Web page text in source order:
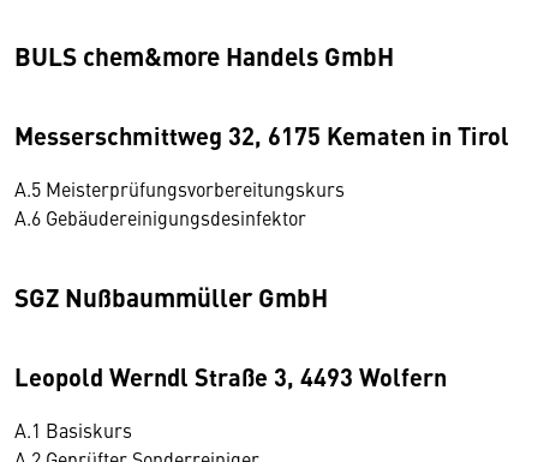
BULS chem&more Handels GmbH
Messerschmittweg 32, 6175 Kematen in Tirol
A.5 Meisterprüfungsvorbereitungskurs
A.6 Gebäudereinigungsdesinfektor
SGZ Nußbaummüller GmbH
Leopold Werndl Straße 3, 4493 Wolfern
A.1 Basiskurs